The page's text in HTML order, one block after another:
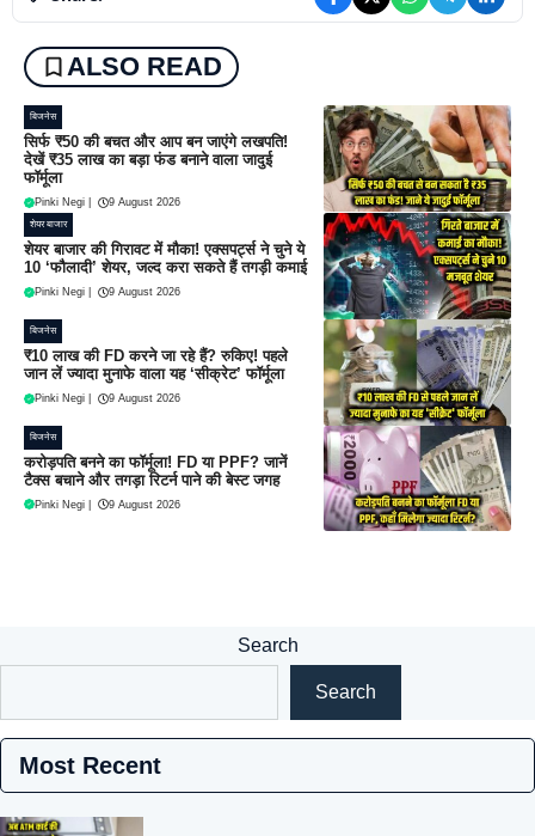
ALSO READ
बिजनेस
सिर्फ ₹50 की बचत और आप बन जाएंगे लखपति!
देखें ₹35 लाख का बड़ा फंड बनाने वाला जादुई
फॉर्मूला
Pinki Negi 9 August 2026
शेयर बाजार
शेयर बाजार की गिरावट में मौका! एक्सपर्ट्स ने चुने ये
10 ‘फौलादी’ शेयर, जल्द करा सकते हैं तगड़ी कमाई
Pinki Negi 9 August 2026
बिजनेस
₹10 लाख की FD करने जा रहे हैं? रुकिए! पहले
जान लें ज्यादा मुनाफे वाला यह ‘सीक्रेट’ फॉर्मूला
Pinki Negi 9 August 2026
बिजनेस
करोड़पति बनने का फॉर्मूला! FD या PPF? जानें
टैक्स बचाने और तगड़ा रिटर्न पाने की बेस्ट जगह
Pinki Negi 9 August 2026
Search
Search
Most Recent